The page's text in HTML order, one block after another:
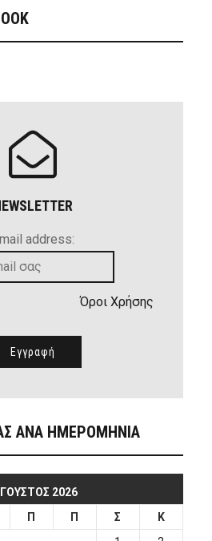
address:
Όροι Χρήσης
ΑΝΑ ΗΜΕΡΟΜΗΝΙΑ
2026
Π Π Σ
Κ